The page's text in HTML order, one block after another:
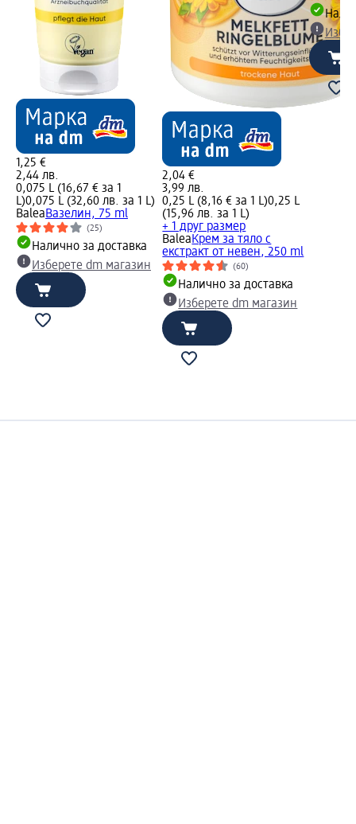
1,25 €
2,44 лв.
0,075 L (16,67 € за 1
L)0,075 L (32,60 лв. за 1 L)
BaleaВазелин, 75 ml
(25)
Налично за доставка
Изберете dm магазин
2,04 €
3,99 лв.
0,25 L (8,16 € за 1 L)0,25 L
(15,96 лв. за 1 L)
+ 1 друг размер
BaleaКрем за тяло с
екстракт от невен, 250 ml
(60)
Налично за доставка
Изберете dm магазин